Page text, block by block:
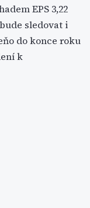
EPS 3,22
sledovat i
do konce roku
k